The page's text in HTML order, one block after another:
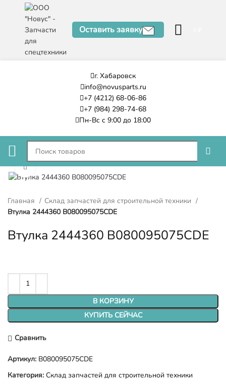
Оставить заявку
г. Хабаровск
info@novusparts.ru
+7 (4212) 68-06-86
+7 (984) 298-74-68
Пн-Вс с 9:00 до 18:00
Нажмите, чтобы увеличить
Главная
Склад запчастей для строительной техники
Втулка 2444360 B080095075CDE
Втулка 2444360 B080095075CDE
В КОРЗИНУ
КУПИТЬ СЕЙЧАС
Сравнить
Артикул: B080095075CDE
Категория: Склад запчастей для строительной техники